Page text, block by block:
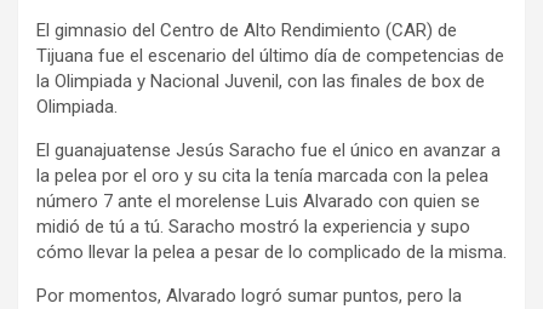
El gimnasio del Centro de Alto Rendimiento (CAR) de
Tijuana fue el escenario del último día de competencias de
la Olimpiada y Nacional Juvenil, con las finales de box de
Olimpiada.
El guanajuatense Jesús Saracho fue el único en avanzar a
la pelea por el oro y su cita la tenía marcada con la pelea
número 7 ante el morelense Luis Alvarado con quien se
midió de tú a tú. Saracho mostró la experiencia y supo
cómo llevar la pelea a pesar de lo complicado de la misma.
Por momentos, Alvarado logró sumar puntos, pero la